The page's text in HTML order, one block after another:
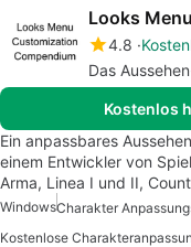
Looks
4.8
Das
Kostenlos
Ein anpassbares
einem Entwickler von
Arma, Linea I und II,
Windows